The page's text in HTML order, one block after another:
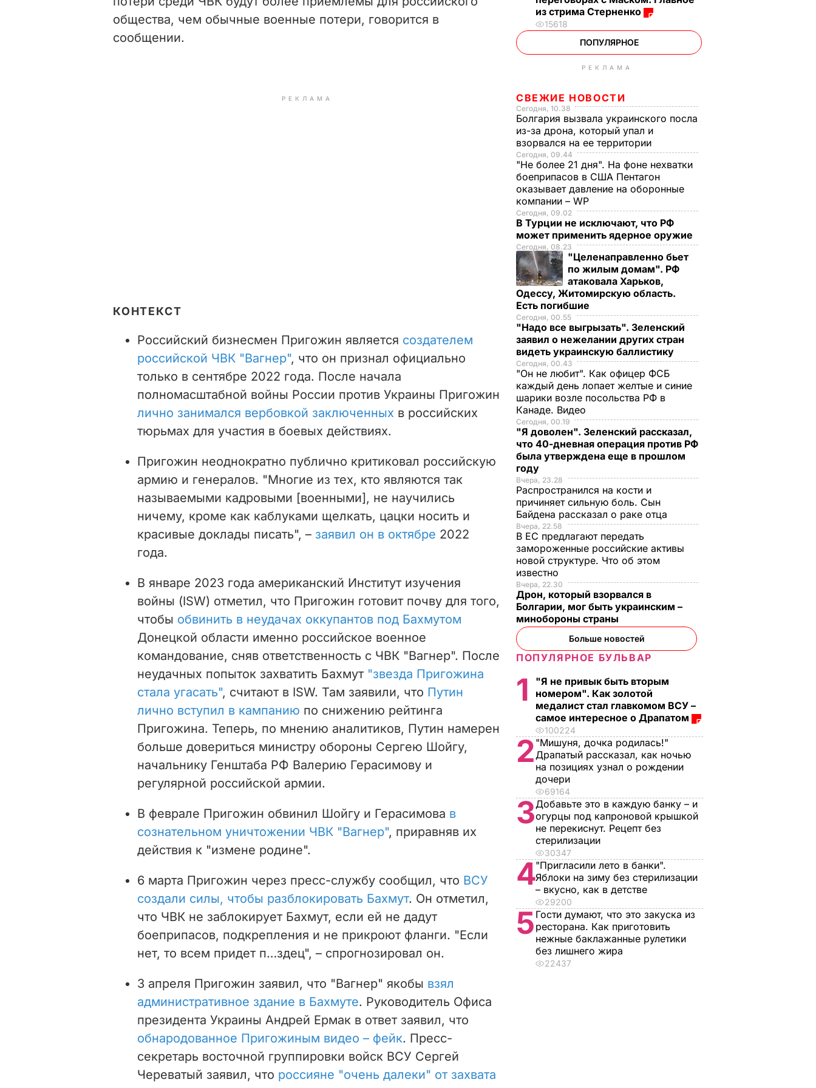
общества, чем обычные военные потери, говорится в
сообщении.
РЕКЛАМА
КОНТЕКСТ
Российский бизнесмен Пригожин является создателем
российской ЧВК "Вагнер", что он признал официально
только в сентябре 2022 года. После начала
полномасштабной войны России против Украины Пригожин
лично занимался вербовкой заключенных в российских
тюрьмах для участия в боевых действиях.
Пригожин неоднократно публично критиковал российскую
армию и генералов. "Многие из тех, кто являются так
называемыми кадровыми [военными], не научились
ничему, кроме как каблуками щелкать, цацки носить и
красивые доклады писать", – заявил он в октябре 2022
года.
В январе 2023 года американский Институт изучения
войны (ISW) отметил, что Пригожин готовит почву для того,
чтобы обвинить в неудачах оккупантов под Бахмутом
Донецкой области именно российское военное
командование, сняв ответственность с ЧВК "Вагнер". После
неудачных попыток захватить Бахмут "звезда Пригожина
стала угасать", считают в ISW. Там заявили, что Путин
лично вступил в кампанию по снижению рейтинга
Пригожина. Теперь, по мнению аналитиков, Путин намерен
больше довериться министру обороны Сергею Шойгу,
начальнику Генштаба РФ Валерию Герасимову и
регулярной российской армии.
В феврале Пригожин обвинил Шойгу и Герасимова в
сознательном уничтожении ЧВК "Вагнер", приравняв их
действия к "измене родине".
6 марта Пригожин через пресс-службу сообщил, что ВСУ
создали силы, чтобы разблокировать Бахмут. Он отметил,
что ЧВК не заблокирует Бахмут, если ей не дадут
боеприпасов, подкрепления и не прикроют фланги. "Если
нет, то всем придет п…здец", – спрогнозировал он.
3 апреля Пригожин заявил, что "Вагнер" якобы взял
административное здание в Бахмуте. Руководитель Офиса
президента Украины Андрей Ермак в ответ заявил, что
обнародованное Пригожиным видео – фейк. Пресс-
секретарь восточной группировки войск ВСУ Сергей
Череватый заявил, что россияне "очень далеки" от захвата
из стрима Стерненко
15618
ПОПУЛЯРНОЕ
РЕКЛАМА
СВЕЖИЕ НОВОСТИ
Сегодня, 10.38
Болгария вызвала украинского посла
из-за дрона, который упал и
взорвался на ее территории
Сегодня, 09.44
"Не более 21 дня". На фоне нехватки
боеприпасов в США Пентагон
оказывает давление на оборонные
компании – WP
Сегодня, 09.02
В Турции не исключают, что РФ
может применить ядерное оружие
Сегодня, 08.23
"Целенаправленно бьет
по жилым домам". РФ
атаковала Харьков,
Одессу, Житомирскую область.
Есть погибшие
Сегодня, 00.55
"Надо все выгрызать". Зеленский
заявил о нежелании других стран
видеть украинскую баллистику
Сегодня, 00.43
"Он не любит". Как офицер ФСБ
каждый день лопает желтые и синие
шарики возле посольства РФ в
Канаде. Видео
Сегодня, 00.19
"Я доволен". Зеленский рассказал,
что 40-дневная операция против РФ
была утверждена еще в прошлом
году
Вчера, 23.28
Распространился на кости и
причиняет сильную боль. Сын
Байдена рассказал о раке отца
Вчера, 22.58
В ЕС предлагают передать
замороженные российские активы
новой структуре. Что об этом
известно
Вчера, 22.30
Дрон, который взорвался в
Болгарии, мог быть украинским –
минобороны страны
Больше новостей
ПОПУЛЯРНОЕ БУЛЬВАР
1
"Я не привык быть вторым
номером". Как золотой
медалист стал главкомом ВСУ –
самое интересное о Драпатом
100224
2 "Мишуня, дочка родилась!"
Драпатый рассказал, как ночью
на позициях узнал о рождении
дочери
69164
3Добавьте это в каждую банку – и
огурцы под капроновой крышкой
не перекиснут. Рецепт без
стерилизации
30347
4"Пригласили лето в банки".
Яблоки на зиму без стерилизации
– вкусно, как в детстве
29200
5 Гости думают, что это закуска из
ресторана. Как приготовить
нежные баклажанные рулетики
без лишнего жира
22437